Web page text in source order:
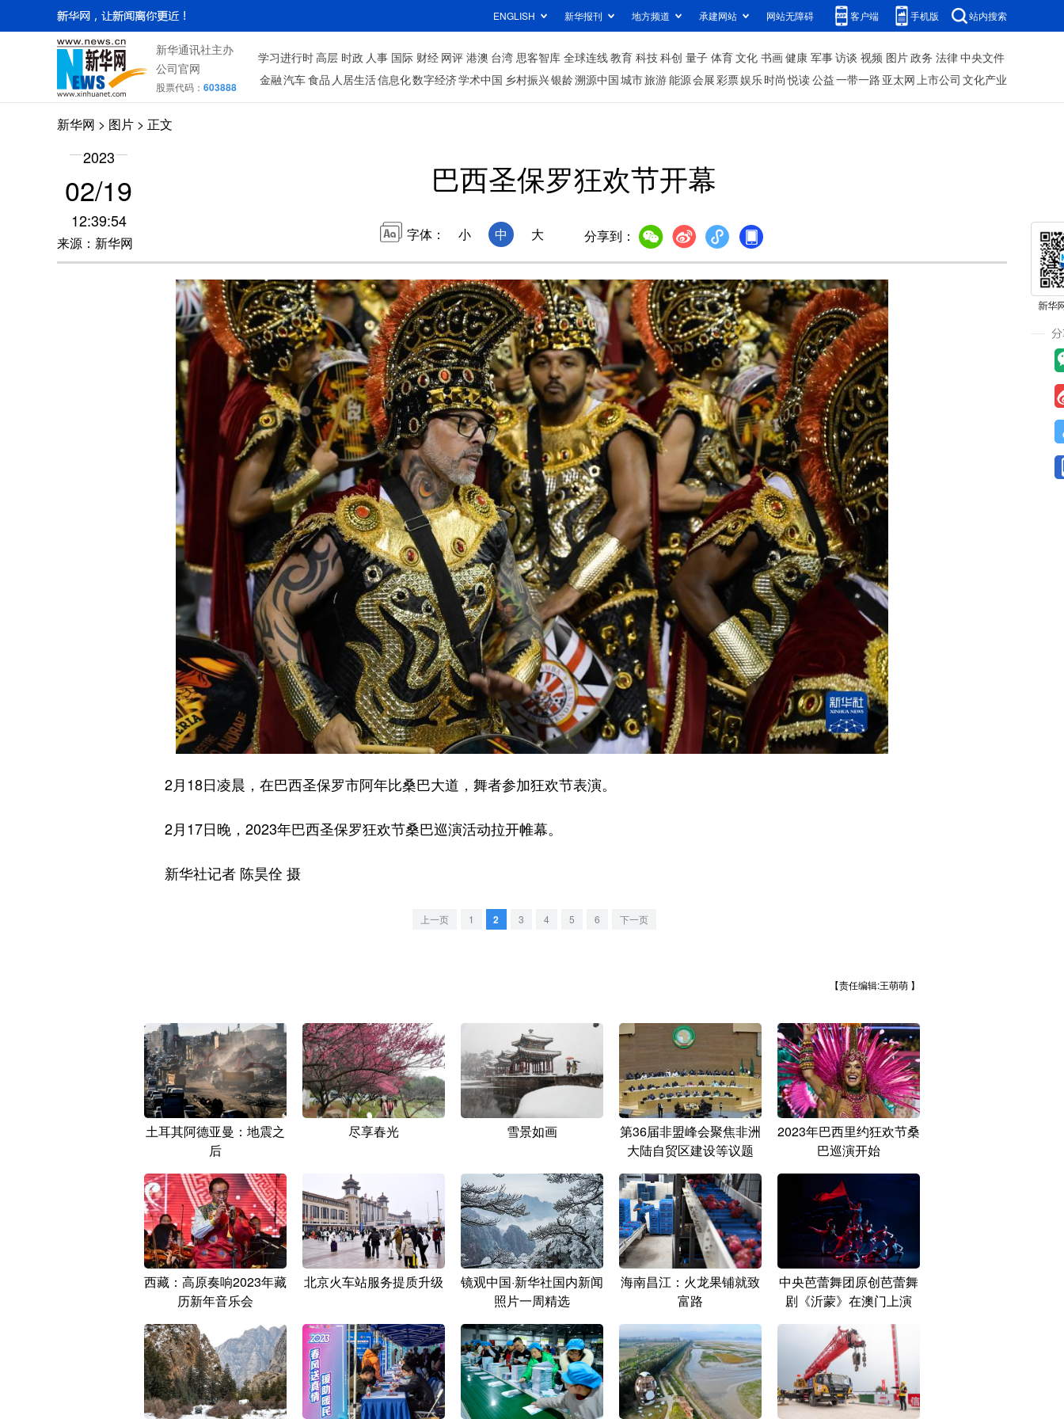
ENGLISH 新华报刊 地方频道 承建网站 网站无障碍 客户端 手机版 站内搜索
新华通讯社主办
公司官网
股票代码： 603888
学习进行时高层 时政 人事 国际 财经 网评 港澳 台湾 思客智库 全球连线教育 科技科创 量子 体育文化 书画健康 军事访谈 视频 图片政务 法律中央文件
金融汽车食品 人居生活信息化数字经济学术中国 乡村振兴银龄溯源中国城市旅游能源会展彩票娱乐时尚 悦读公益一带一路 亚太网上市公司 文化产业
新华网 > 图片 > 正文
2023
02/19
12:39:54
来源：新华网
巴西圣保罗狂欢节开幕
字体： 小 中 大 分享到：
2月18日凌晨，在巴西圣保罗市阿年比桑巴大道，舞者参加狂欢节表演。
2月17日晚，2023年巴西圣保罗狂欢节桑巴巡演活动拉开帷幕。
新华社记者 陈昊佺 摄
上一页 1 2 3 4 5 6 下一页
【责任编辑:王萌萌 】
土耳其阿德亚曼：地震之
后
尽享春光 雪景如画
第36届非盟峰会聚焦非洲
大陆自贸区建设等议题
2023年巴西里约狂欢节桑
巴巡演开始
西藏：高原奏响2023年藏
历新年音乐会
北京火车站服务提质升级
镜观中国·新华社国内新闻
照片一周精选
海南昌江：火龙果铺就致
富路
中央芭蕾舞团原创芭蕾舞
剧《沂蒙》在澳门上演